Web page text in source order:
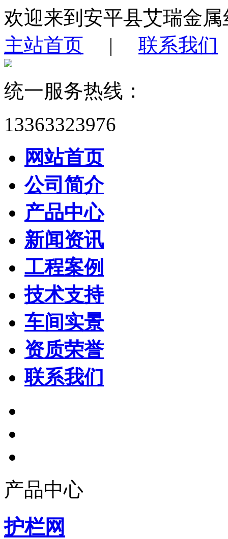
欢迎来到安平县艾瑞金
主站首页 | 联系我们
统一服务热线：
13363323976
网站首页
公司简介
产品中心
新闻资讯
工程案例
技术支持
车间实景
资质荣誉
联系我们
产品中心
护栏网